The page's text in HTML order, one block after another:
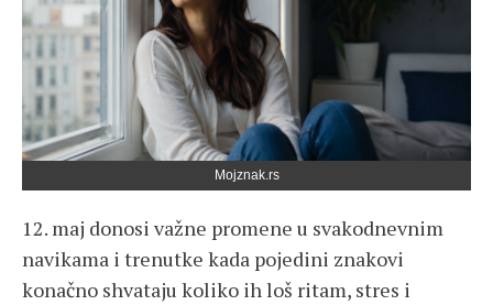
Mojznak.rs
12. maj donosi važne promene u svakodnevnim
navikama i trenutke kada pojedini znakovi
konačno shvataju koliko ih loš ritam, stres i